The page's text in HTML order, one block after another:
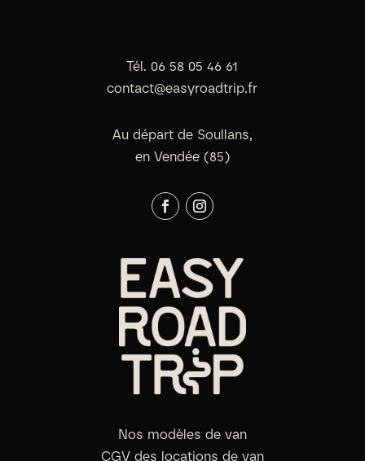
Tél. 06 58 05 46 61
contact@easyroadtrip.fr
Au départ de Soullans,
en Vendée (85)
Nos modèles de van
CGV des locations de van